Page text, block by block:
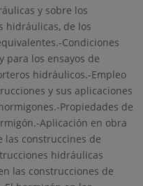
y sobre los
hidráulicas, de los
Condiciones
para los ensayos de
hidráulicos.-Empleo
y sus aplicaciones
Propiedades de
Aplicación en obra
las construccines de
hidráulicas
las construcciones de